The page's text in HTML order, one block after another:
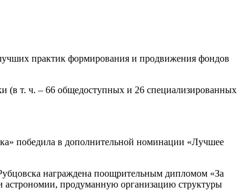
практик формирования и продвижения фондов
(в т. ч. – 66 общедоступных и 26 специализированных
победила в дополнительной номинации «Лучшее
награждена поощрительным дипломом «За
астрономии, продуманную организацию структуры